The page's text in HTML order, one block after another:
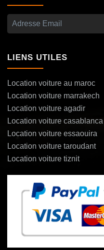
LIENS UTILES
Location voiture au maroc
Location voiture marrakech
Location voiture agadir
Location voiture casablanca
Location voiture essaouira
Location voiture taroudant
Location voiture tiznit